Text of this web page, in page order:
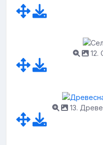
12.
13.